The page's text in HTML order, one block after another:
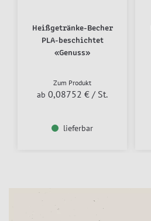
Heißgetränke-Becher
PLA-beschichtet
«Genuss»
Zum Produkt
ab 0,08752 € / St.
lieferbar